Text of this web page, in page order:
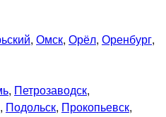
, Омск, Орёл, Оренбург,
, Петрозаводск,
, Подольск, Прокопьевск,